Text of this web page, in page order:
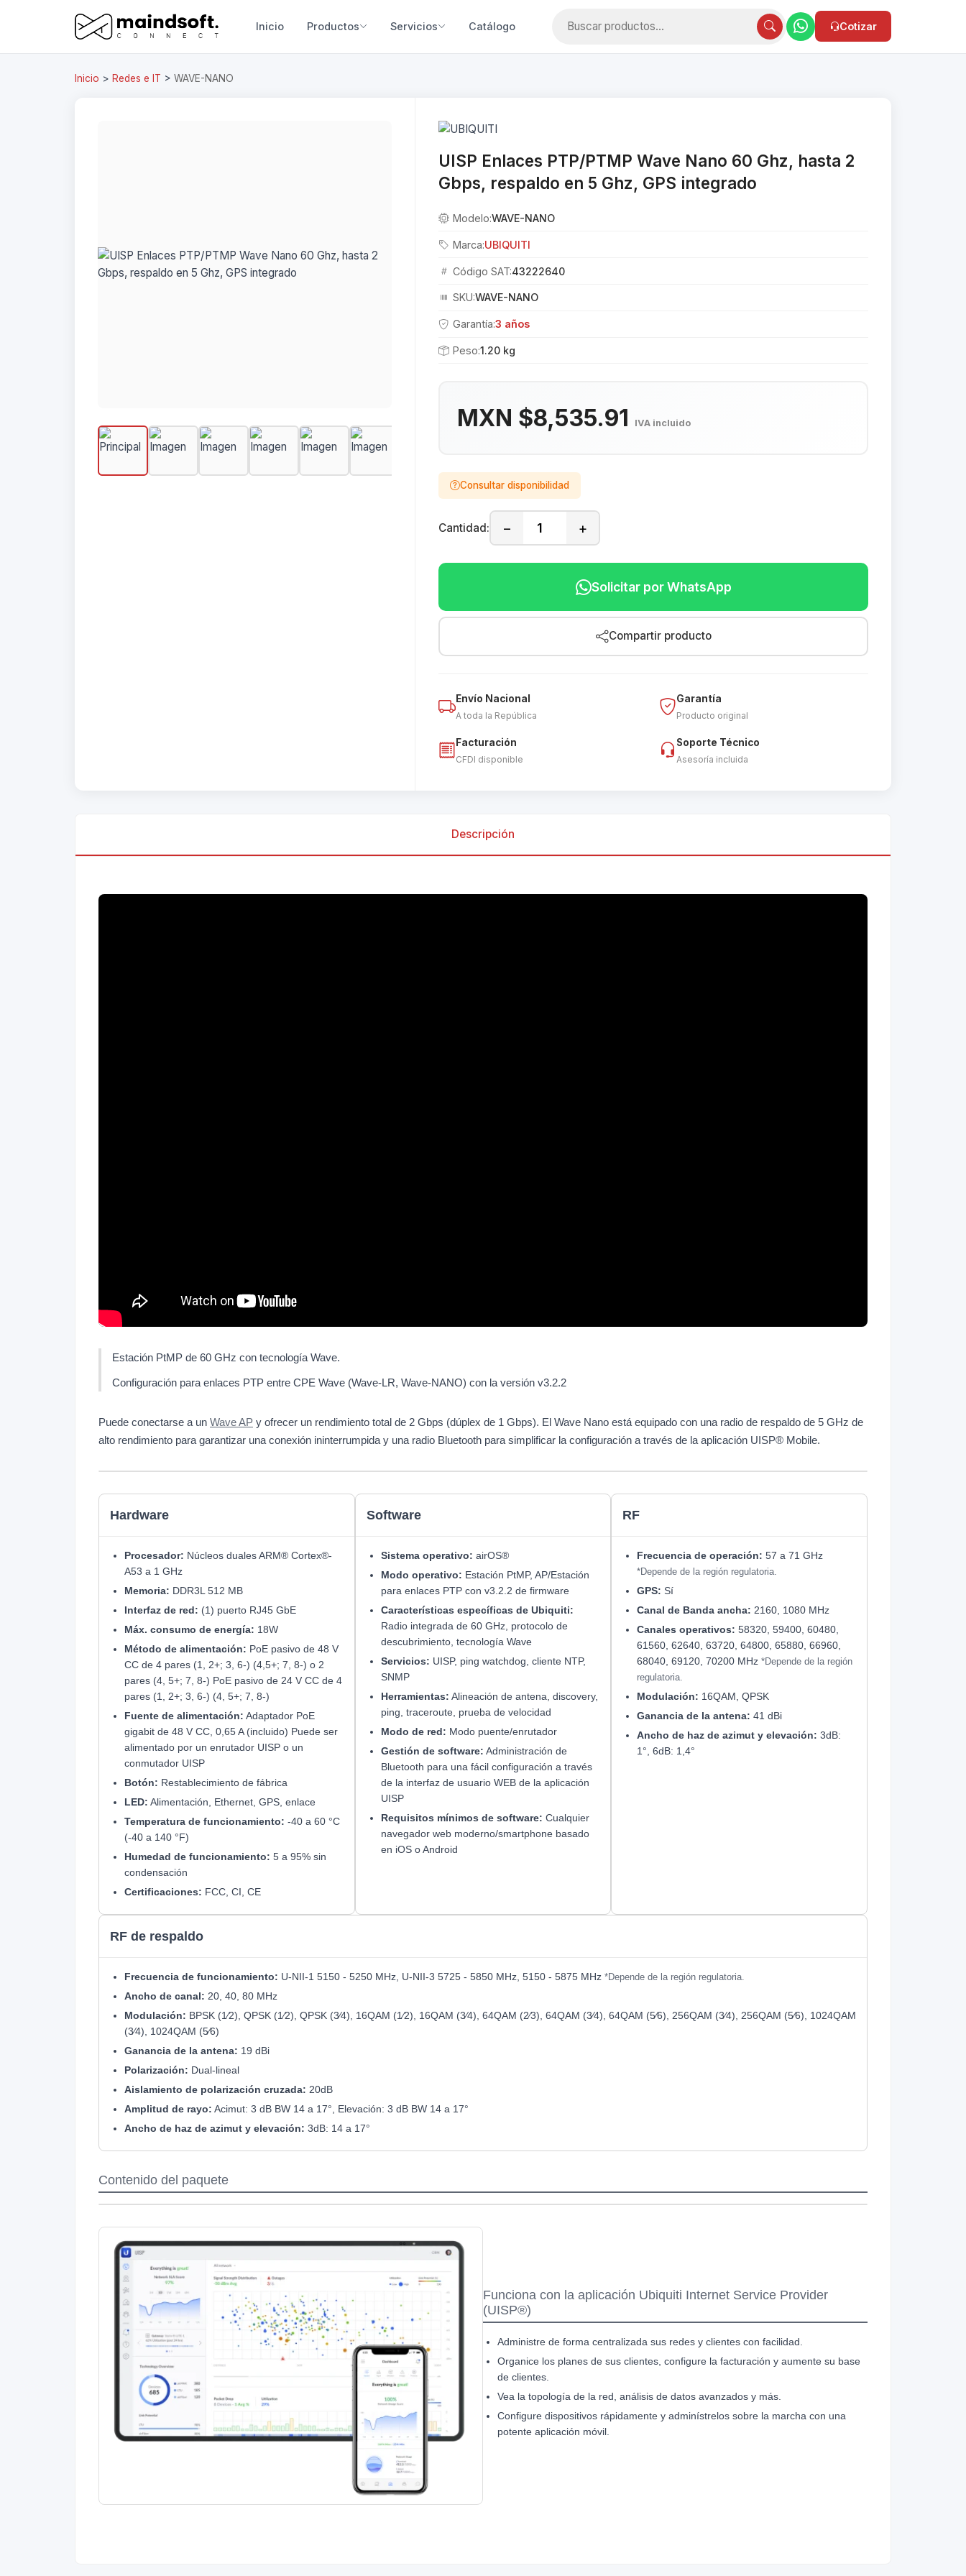
Inicio Productos Servicios Catálogo Cotizar
Inicio > Redes e IT > WAVE-NANO
UISP Enlaces PTP/PTMP Wave Nano 60 Ghz, hasta 2
Gbps, respaldo en 5 Ghz, GPS integrado
Modelo:WAVE-NANO
Marca:UBIQUITI
Código SAT:43222640
SKU:WAVE-NANO
Garantía:3 años
Peso:1.20 kg
MXN $8,535.91 IVA incluido
Consultar disponibilidad
Cantidad: − +
Solicitar por WhatsApp
Compartir producto
Envío Nacional
A toda la República
Garantía
Producto original
Facturación
CFDI disponible
Soporte Técnico
Asesoría incluida
Descripción
Estación PtMP de 60 GHz con tecnología Wave.
Configuración para enlaces PTP entre CPE Wave (Wave-LR, Wave-NANO) con la versión v3.2.2
Puede conectarse a un Wave AP y ofrecer un rendimiento total de 2 Gbps (dúplex de 1 Gbps). El Wave Nano está equipado con una radio de respaldo de 5 GHz de
alto rendimiento para garantizar una conexión ininterrumpida y una radio Bluetooth para simplificar la configuración a través de la aplicación UISP® Mobile.
Hardware
Procesador: Núcleos duales ARM® Cortex®-
A53 a 1 GHz
Memoria: DDR3L 512 MB
Interfaz de red: (1) puerto RJ45 GbE
Máx. consumo de energía: 18W
Método de alimentación: PoE pasivo de 48 V
CC de 4 pares (1, 2+; 3, 6-) (4,5+; 7, 8-) o 2
pares (4, 5+; 7, 8-) PoE pasivo de 24 V CC de 4
pares (1, 2+; 3, 6-) (4, 5+; 7, 8-)
Fuente de alimentación: Adaptador PoE
gigabit de 48 V CC, 0,65 A (incluido) Puede ser
alimentado por un enrutador UISP o un
conmutador UISP
Botón: Restablecimiento de fábrica
LED: Alimentación, Ethernet, GPS, enlace
Temperatura de funcionamiento: -40 a 60 °C
(-40 a 140 °F)
Humedad de funcionamiento: 5 a 95% sin
condensación
Certificaciones: FCC, CI, CE
Software
Sistema operativo: airOS®
Modo operativo: Estación PtMP, AP/Estación
para enlaces PTP con v3.2.2 de firmware
Características específicas de Ubiquiti:
Radio integrada de 60 GHz, protocolo de
descubrimiento, tecnología Wave
Servicios: UISP, ping watchdog, cliente NTP,
SNMP
Herramientas: Alineación de antena, discovery,
ping, traceroute, prueba de velocidad
Modo de red: Modo puente/enrutador
Gestión de software: Administración de
Bluetooth para una fácil configuración a través
de la interfaz de usuario WEB de la aplicación
UISP
Requisitos mínimos de software: Cualquier
navegador web moderno/smartphone basado
en iOS o Android
RF
Frecuencia de operación: 57 a 71 GHz
*Depende de la región regulatoria.
GPS: Sí
Canal de Banda ancha: 2160, 1080 MHz
Canales operativos: 58320, 59400, 60480,
61560, 62640, 63720, 64800, 65880, 66960,
68040, 69120, 70200 MHz*Depende de la región
regulatoria.
Modulación: 16QAM, QPSK
Ganancia de la antena: 41 dBi
Ancho de haz de azimut y elevación: 3dB:
1°, 6dB: 1,4°
RF de respaldo
Frecuencia de funcionamiento: U-NII-1 5150 - 5250 MHz, U-NII-3 5725 - 5850 MHz, 5150 - 5875 MHz *Depende de la región regulatoria.
Ancho de canal: 20, 40, 80 MHz
Modulación: BPSK (1⁄2), QPSK (1⁄2), QPSK (3⁄4), 16QAM (1⁄2), 16QAM (3⁄4), 64QAM (2⁄3), 64QAM (3⁄4), 64QAM (5⁄6), 256QAM (3⁄4), 256QAM (5⁄6), 1024QAM
(3⁄4), 1024QAM (5⁄6)
Ganancia de la antena: 19 dBi
Polarización: Dual-lineal
Aislamiento de polarización cruzada: 20dB
Amplitud de rayo: Acimut: 3 dB BW 14 a 17°, Elevación: 3 dB BW 14 a 17°
Ancho de haz de azimut y elevación: 3dB: 14 a 17°
Contenido del paquete
Funciona con la aplicación Ubiquiti Internet Service Provider
(UISP®)
Administre de forma centralizada sus redes y clientes con facilidad.
Organice los planes de sus clientes, configure la facturación y aumente su base
de clientes.
Vea la topología de la red, análisis de datos avanzados y más.
Configure dispositivos rápidamente y adminístrelos sobre la marcha con una
potente aplicación móvil.